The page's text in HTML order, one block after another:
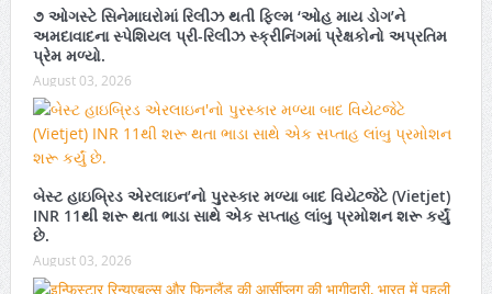
૭ ઓગસ્ટે સિનેમાઘરોમાં રિલીઝ થતી ફિલ્મ ‘ઓહ માય ડોગ’ને
અમદાવાદના સ્પેશિયલ પ્રી-રિલીઝ સ્ક્રીનિંગમાં પ્રેક્ષકોનો અપ્રતિમ
પ્રેમ મળ્યો.
August 03, 2026
બેસ્ટ હાઇબ્રિડ એરલાઇન’નો પુરસ્કાર મળ્યા બાદ વિયેટજેટે (Vietjet)
INR 11થી શરૂ થતા ભાડા સાથે એક સપ્તાહ લાંબુ પ્રમોશન શરૂ કર્યું
છે.
August 03, 2026